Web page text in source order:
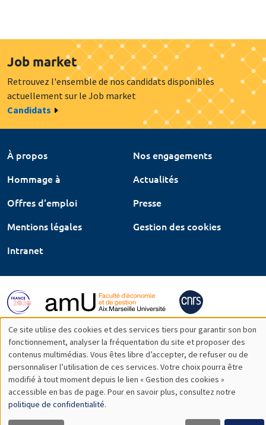
Job market
Retrouvez l'ensemble de nos candidats disponibles
actuellement sur le Job market
Candidats
À propos
Nos engagements
Hommage à
Actualités
Offres d'emploi
Presse
Mentions légales
Gestion des cookies
Intranet
Utilisation
des
données
personnelles
Ce site utilise des cookies et des services tiers pour garantir son bon
fonctionnement, analyser la fréquentation du site et proposer des
contenus multimédias. Vous êtes libre d’accepter, de refuser ou de
personnaliser l’utilisation de ces services. Votre choix pourra être
modifié à tout moment depuis le lien « Gestion des cookies »
accessible en bas de page. Pour en savoir plus, consultez notre
politique de confidentialité.